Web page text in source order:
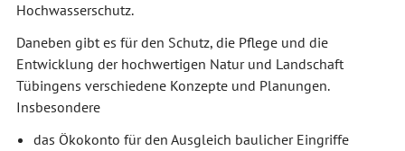
Hochwasserschutz.
Daneben gibt es für den Schutz, die Pflege und die
Entwicklung der hochwertigen Natur und Landschaft
Tübingens verschiedene Konzepte und Planungen.
Insbesondere
das Ökokonto für den Ausgleich baulicher Eingriffe